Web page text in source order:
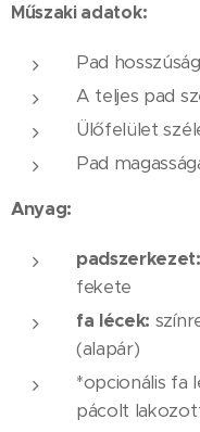
Műszaki adatok:
Pad
A teljes pad
Ülőfelület
Pad
Anyag:
padszerkezet:
fekete
fa lécek:
(alapár)
*opcionális fa
pácolt